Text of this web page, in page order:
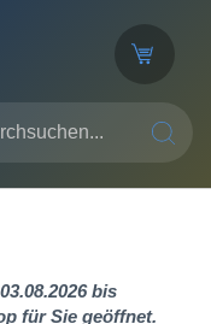
SUCHE
bis
für Sie geöffnet.